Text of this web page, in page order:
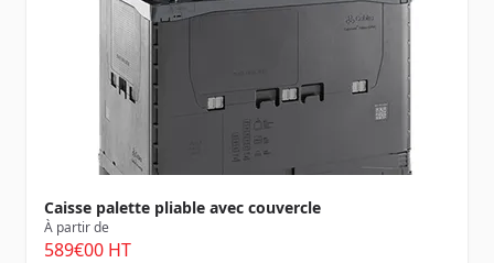
Caisse palette pliable avec couvercle
À partir de
589€00 HT